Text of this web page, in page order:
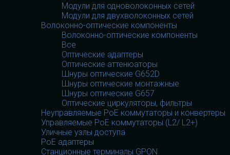
Модули для одноволоконных сетей
Модули для двухволоконных сетей
Волоконно-оптические компоненты
Волоконно-оптические компоненты
Все
Оптические адаптеры
Оптические аттенюаторы
Шнуры оптические G652D
Шнуры оптические монтажные
Шнуры оптические G657
Оптические циркуляторы, фильтры
Неуправляемые PoE коммутаторы и конвертеры
Управляемые PoE коммутаторы (L2/ L2+)
Уличные узлы доступа
PoE адаптеры
Станционные терминалы GPON